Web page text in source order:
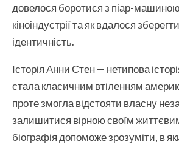
довелося боротися з піар-
кіноіндустрії та як вдалося
ідентичність.
Історія Анни Стен — нетипова
стала класичним втіленням
проте змогла відстояти власну
залишитися вірною своїм
біографія допоможе зрозуміти, в